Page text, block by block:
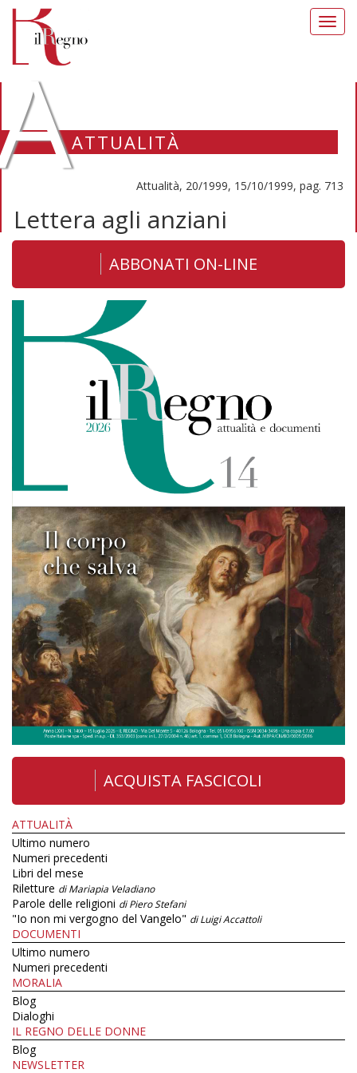
ATTUALITÀ
Attualità, 20/1999, 15/10/1999, pag. 713
Lettera agli anziani
ABBONATI ON-LINE
ACQUISTA FASCICOLI
ATTUALITÀ
Ultimo numero
Numeri precedenti
Libri del mese
Riletture di Mariapia Veladiano
Parole delle religioni di Piero Stefani
"Io non mi vergogno del Vangelo" di Luigi Accattoli
DOCUMENTI
Ultimo numero
Numeri precedenti
MORALIA
Blog
Dialoghi
IL REGNO DELLE DONNE
Blog
NEWSLETTER